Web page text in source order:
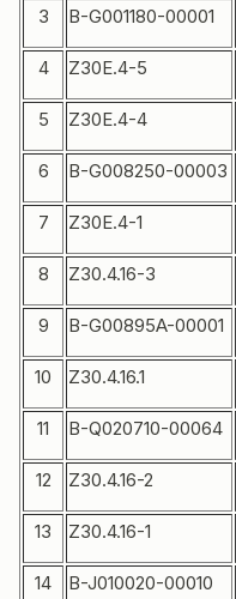
3 B-G001180-00001
4 Z30E.4-5
5 Z30E.4-4
6 B-G008250-00003
7 Z30E.4-1
8 Z30.4.16-3
9 B-G00895A-00001
10 Z30.4.16.1
11
B-Q020710-00064
12 Z30.4.16-2
13 Z30.4.16-1
14 B-J010020-00010